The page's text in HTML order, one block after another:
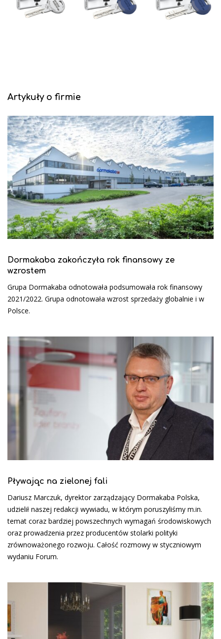
Artykuły o firmie
Dormakaba zakończyła rok finansowy ze
wzrostem
Grupa Dormakaba odnotowała podsumowała rok finansowy
2021/2022. Grupa odnotowała wzrost sprzedaży globalnie i w
Polsce.
Pływając na zielonej fali
Dariusz Marczuk, dyrektor zarządzający Dormakaba Polska,
udzielił naszej redakcji wywiadu, w którym poruszyliśmy m.in.
temat coraz bardziej powszechnych wymagań środowiskowych
oraz prowadzenia przez producentów stolarki polityki
zrównoważonego rozwoju. Całość rozmowy w styczniowym
wydaniu Forum.